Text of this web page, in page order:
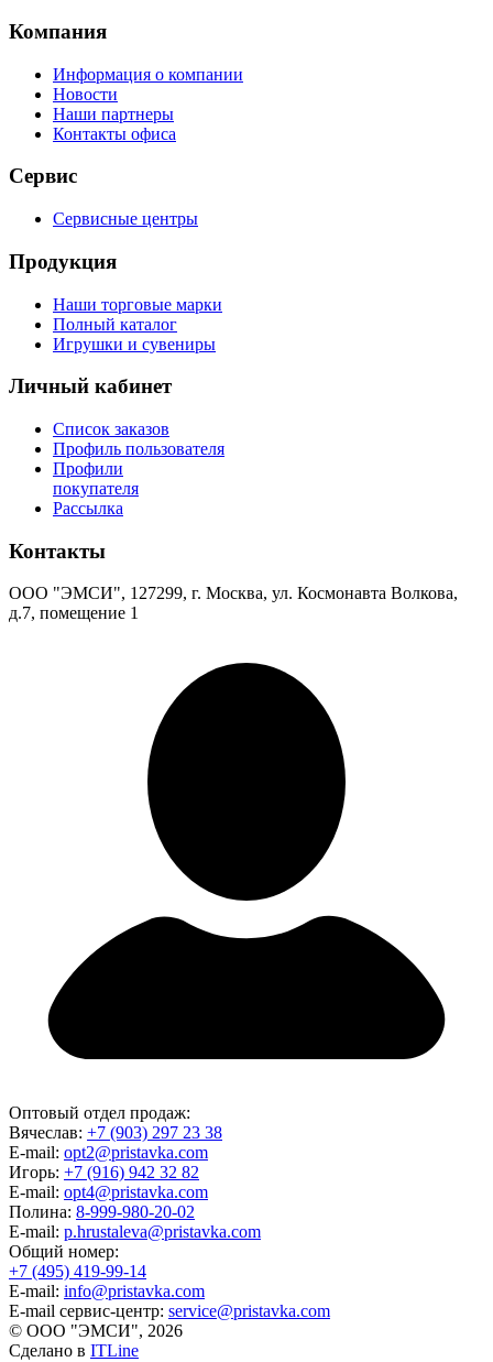
Компания
Информация о компании
Новости
Наши партнеры
Контакты офиса
Сервис
Сервисные центры
Продукция
Наши торговые марки
Полный каталог
Игрушки и сувениры
Личный кабинет
Список заказов
Профиль пользователя
Профили
покупателя
Рассылка
Контакты
ООО "ЭМСИ", 127299, г. Москва, ул. Космонавта Волкова,
д.7, помещение 1
Оптовый отдел продаж:
Вячеслав: +7 (903) 297 23 38
E-mail: opt2@pristavka.com
Игорь: +7 (916) 942 32 82
E-mail: opt4@pristavka.com
Полина: 8-999-980-20-02
E-mail: p.hrustaleva@pristavka.com
Общий номер:
+7 (495) 419-99-14
E-mail: info@pristavka.com
E-mail сервис-центр: service@pristavka.com
© ООО "ЭМСИ", 2026
Сделано в ITLine